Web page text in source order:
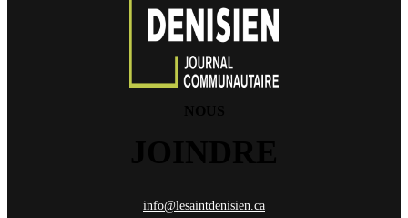
info@lesaintdenisien.ca